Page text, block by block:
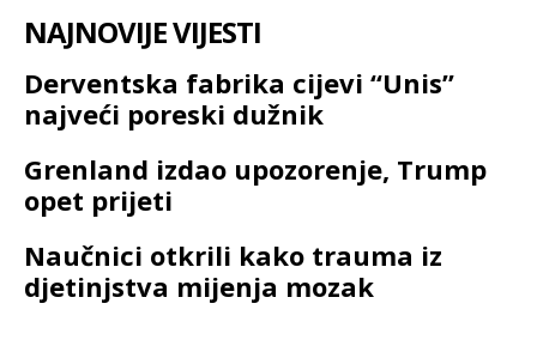
NAJNOVIJE VIJESTI
Derventska fabrika cijevi “Unis”
najveći poreski dužnik
Grenland izdao upozorenje, Trump
opet prijeti
Naučnici otkrili kako trauma iz
djetinjstva mijenja mozak